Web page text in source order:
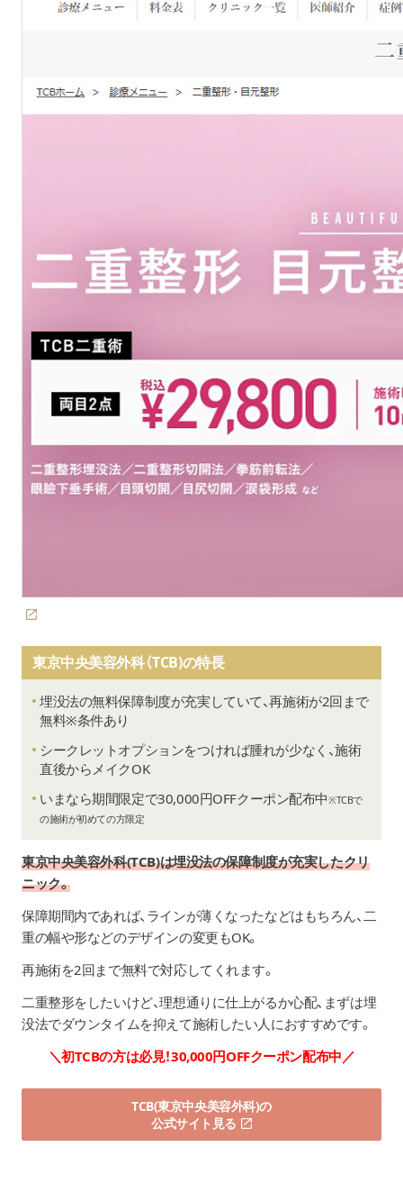
東京中央美容外科（TCB)の特長
埋没法の無料保障制度が充実していて、再施術が2回まで
無料※条件あり
シークレットオプションをつければ腫れが少なく、施術
直後からメイクOK
いまなら期間限定で30,000円OFFクーポン配布中※TCBで
の施術が初めての方限定
東京中央美容外科(TCB)は埋没法の保障制度が充実したクリ
ニック。
保障期間内であれば、ラインが薄くなったなどはもちろん、二
重の幅や形などのデザインの変更もOK。
再施術を2回まで無料で対応してくれます。
二重整形をしたいけど、理想通りに仕上がるか心配、まずは埋
没法でダウンタイムを抑えて施術したい人におすすめです。
＼初TCBの方は必見！30,000円OFFクーポン配布中／
TCB(東京中央美容外科)の
公式サイト見る